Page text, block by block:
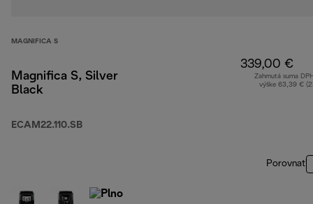
MAGNIFICA S
Magnifica S, Silver
Black
ECAM22.110.SB
339,00 €
Zahrnutá suma
výške 63,39 €
Porovnať